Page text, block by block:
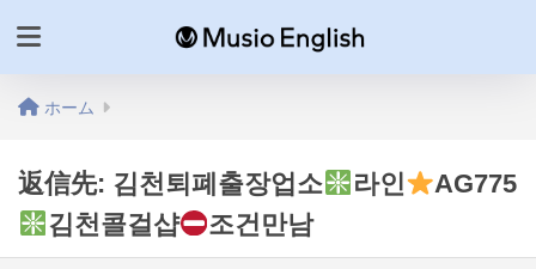
ホーム
返信先: 김천퇴폐출장업소 라인
AG775
김천콜걸샵
조건만남